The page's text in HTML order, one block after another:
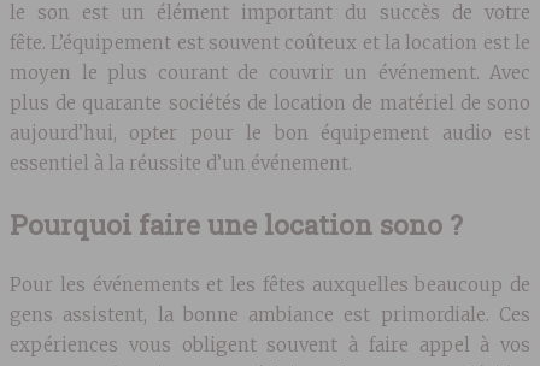
le son est un élément important du succès de votre
fête. L’équipement est souvent coûteux et la location est le
moyen le plus courant de couvrir un événement. Avec
plus de quarante sociétés de location de matériel de sono
aujourd’hui, opter pour le bon équipement audio est
essentiel à la réussite d’un événement.
Pourquoi faire une location sono ?
Pour les événements et les fêtes auxquelles beaucoup de
gens assistent, la bonne ambiance est primordiale. Ces
expériences vous obligent souvent à faire appel à vos